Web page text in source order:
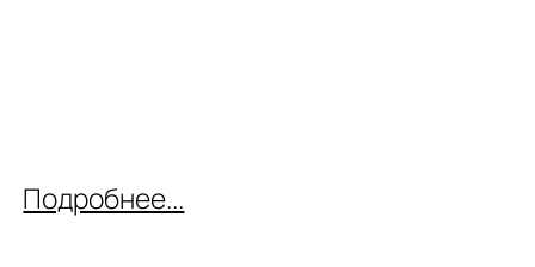
Подробнее...